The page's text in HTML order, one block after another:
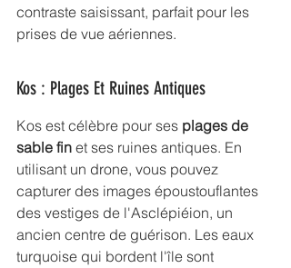
contraste saisissant, parfait pour les
prises de vue aériennes.
Kos : Plages Et Ruines Antiques
Kos est célèbre pour ses plages de
sable fin et ses ruines antiques. En
utilisant un drone, vous pouvez
capturer des images époustouflantes
des vestiges de l'Asclépiéion, un
ancien centre de guérison. Les eaux
turquoise qui bordent l'île sont